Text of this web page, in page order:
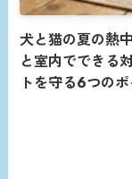
犬と猫の夏の熱
と室内でできる
トを守る6つのポ